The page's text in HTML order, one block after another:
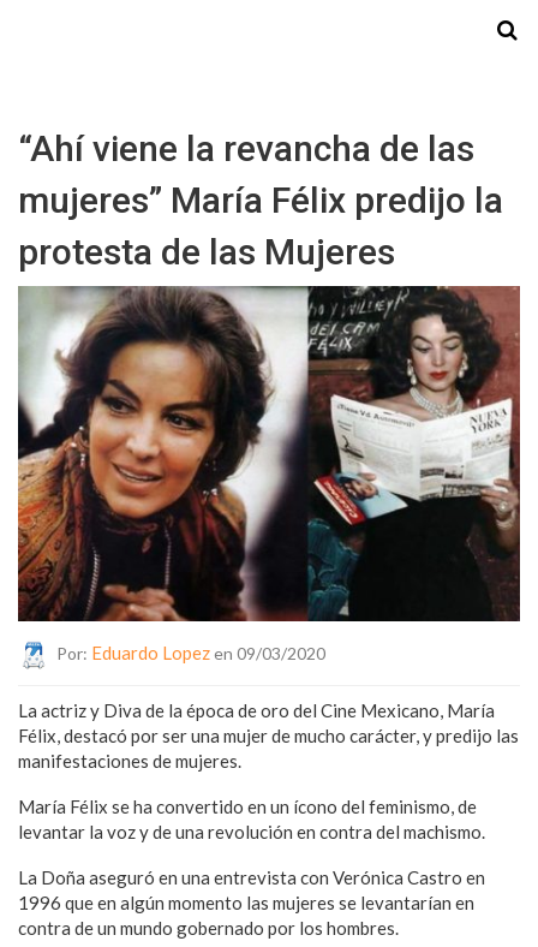
“Ahí viene la revancha de las
mujeres” María Félix predijo la
protesta de las Mujeres
Por: Eduardo Lopezen 09/03/2020
La actriz y Diva de la época de oro del Cine Mexicano, María
Félix, destacó por ser una mujer de mucho carácter, y predijo las
manifestaciones de mujeres.
María Félix se ha convertido en un ícono del feminismo, de
levantar la voz y de una revolución en contra del machismo.
La Doña aseguró en una entrevista con Verónica Castro en
1996 que en algún momento las mujeres se levantarían en
contra de un mundo gobernado por los hombres.